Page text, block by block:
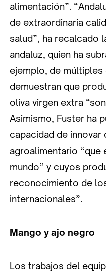
alimentación”.
de extraordinaria
salud”, ha recalcado
andaluz, quien ha
ejemplo, de
demuestran que
oliva virgen extra
Asimismo, Fuster ha
capacidad de innovar
agroalimentario
mundo” y cuyos
reconocimiento de
internacionales”.
Mango y ajo negro
Los trabajos del